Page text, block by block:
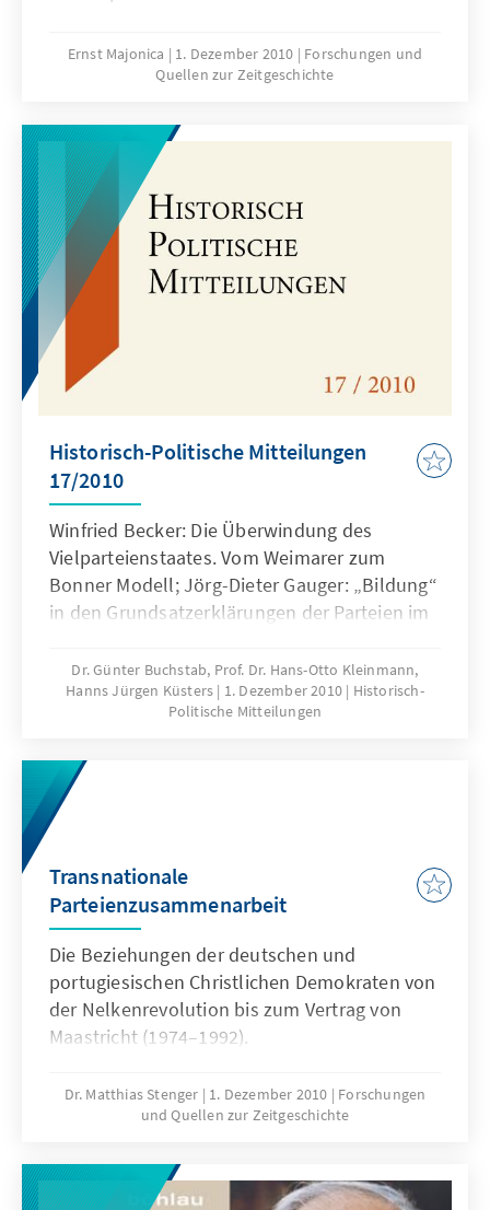
Ernst Majonica 1. Dezember 2010
Forschungen und
Quellen zur Zeitgeschichte
Historisch-Politische Mitteilungen
17/2010
Winfried Becker: Die Überwindung des
Vielparteienstaates. Vom Weimarer zum
Bonner Modell; Jörg-Dieter Gauger: „Bildung“
in den Grundsatzerklärungen der Parteien im
Ausreise der Botschaftsflüchtlinge aus Prag
und Warschau; Christopher Beckmann: „Vor
die staatspolitische Entscheidung gestellt …“:
Politiker im Vorfeld der Bundestagswahl 1949;
Hans-Otto Kleinmann: Die Ära Kohl – Ein
Literaturbericht. Zweiter Teil B:
u.a.
Dr. Günter Buchstab, Prof. Dr. Hans-Otto Kleinmann,
Hanns Jürgen Küsters
1. Dezember 2010
Historisch-
Politische Mitteilungen
Transnationale
Parteienzusammenarbeit
Die Beziehungen der deutschen und
portugiesischen Christlichen Demokraten von
der Nelkenrevolution bis zum Vertrag von
Maastricht (1974–1992).
Dr. Matthias Stenger 1. Dezember 2010
Forschungen
und Quellen zur Zeitgeschichte